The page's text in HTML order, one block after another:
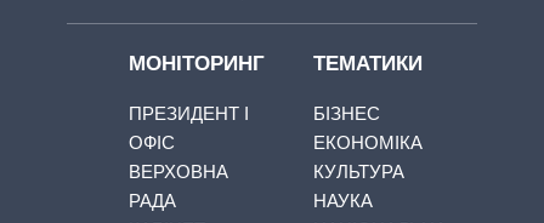
МОНІТОРИНГ
ПРЕЗИДЕНТ І
ОФІС
ВЕРХОВНА
РАДА
ТЕМАТИКИ
БІЗНЕС
ЕКОНОМІКА
КУЛЬТУРА
НАУКА